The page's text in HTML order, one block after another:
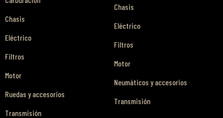
Chasis
Eléctrico
Filtros
Motor
Ruedas y accesorios
Transmisión
Chasis
Eléctrico
Filtros
Motor
Neumáticos y accesorios
Transmisión